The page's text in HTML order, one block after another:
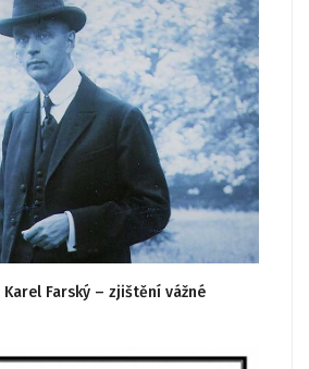
Karel Farský – zjištění vážné